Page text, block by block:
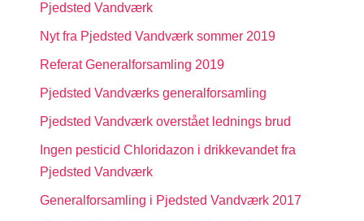
Pjedsted Vandværk
Nyt fra Pjedsted Vandværk sommer 2019
Referat Generalforsamling 2019
Pjedsted Vandværks generalforsamling
Pjedsted Vandværk overstået lednings brud
Ingen pesticid Chloridazon i drikkevandet fra
Pjedsted Vandværk
Generalforsamling i Pjedsted Vandværk 2017